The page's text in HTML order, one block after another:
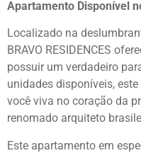
Apartamento Disponível
Localizado na
BRAVO RESIDENCES
possuir um verdadeiro
unidades disponíveis,
você viva no coração da
renomado arquiteto
Este apartamento em